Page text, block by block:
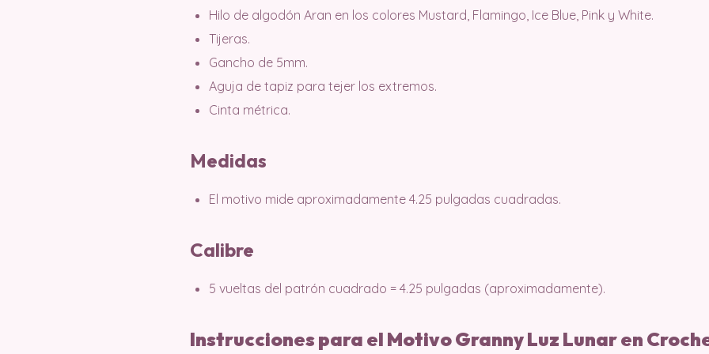
Hilo de algodón Aran en los colores Mustard, Flamingo, Ice Blue, Pink y White.
Tijeras.
Gancho de 5mm.
Aguja de tapiz para tejer los extremos.
Cinta métrica.
Medidas
El motivo mide aproximadamente 4.25 pulgadas cuadradas.
Calibre
5 vueltas del patrón cuadrado = 4.25 pulgadas (aproximadamente).
Instrucciones para el Motivo Granny Luz Lunar en